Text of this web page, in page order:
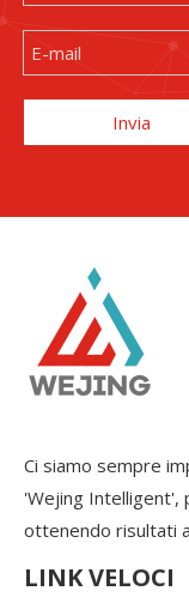
Invia
Ci siamo sempre
'Wejing Intelligent',
ottenendo risultati
LINK VELOCI